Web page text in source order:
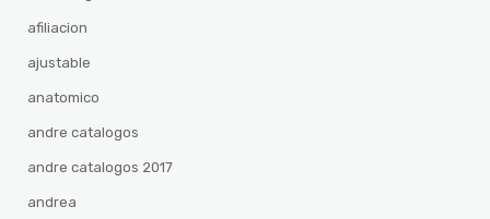
afiliacion
ajustable
anatomico
andre catalogos
andre catalogos 2017
andrea